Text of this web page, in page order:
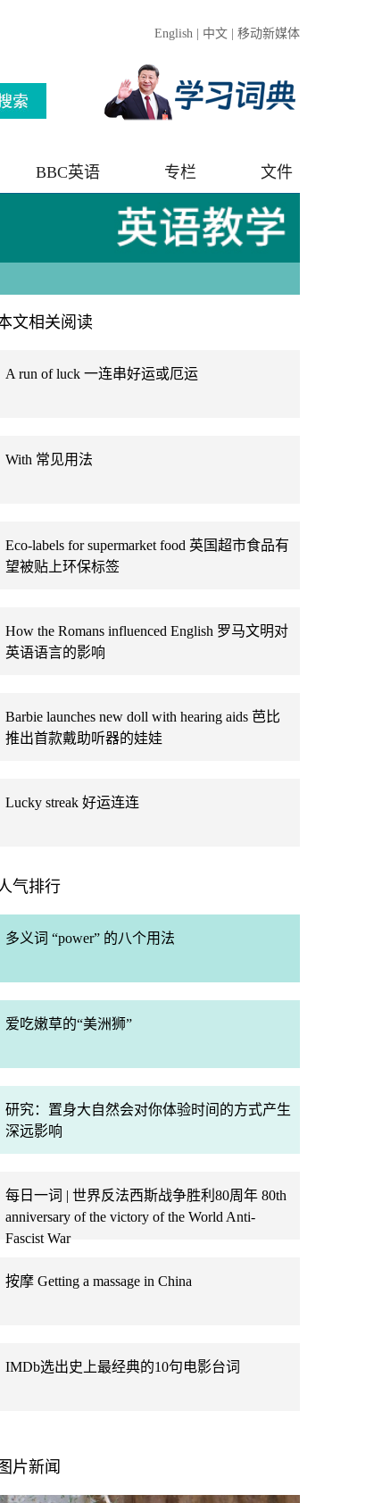
English 中文 移动新媒体
BBC英语 专栏 文件
文相关阅读
A run of luck 一连串好运或厄运
With 常见用法
Eco-labels for supermarket food 英国超市食品有
望被贴上环保标签
How the Romans influenced English 罗马文明对
英语语言的影响
Barbie launches new doll with hearing aids 芭比
推出首款戴助听器的娃娃
Lucky streak 好运连连
气排行
多义词 “power” 的八个用法
爱吃嫩草的“美洲狮”
研究：置身大自然会对你体验时间的方式产生
深远影响
每日一词 | 世界反法西斯战争胜利80周年 80th
anniversary of the victory of the World Anti-
Fascist War
按摩 Getting a massage in China
IMDb选出史上最经典的10句电影台词
图片新闻